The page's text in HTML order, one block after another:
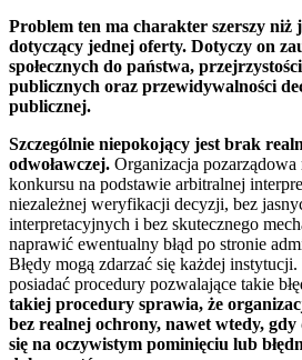
Problem ten ma charakter szerszy niż
dotyczący jednej oferty. Dotyczy on
społecznych do państwa,
publicznych oraz przewidywalności
publicznej.
Szczególnie niepokojący jest brak
odwoławczej. Organizacja
konkursu na podstawie arbitralnej
niezależnej weryfikacji decyzji, bez
interpretacyjnych i bez skutecznego
naprawić ewentualny błąd po stronie
Błędy mogą zdarzać się każdej
posiadać procedury pozwalające takie
takiej procedury sprawia, że
bez realnej ochrony, nawet wtedy,
się na oczywistym pominięciu lub